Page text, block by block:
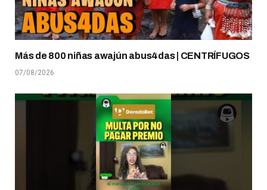
Más de 800 niñas awajún abus4das | CENTRÍFUGOS
07/08/2026